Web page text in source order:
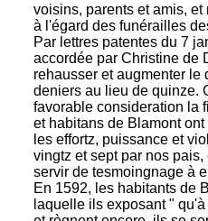
voisins, parents et amis,
à l'égard des funérailles
Par lettres patentes du 7
accordée par Christine de
rehausser et augmenter le
deniers au lieu de quinze.
favorable consideration la
et habitans de Blamont
les effortz, puissance et
vingtz et sept par nos
servir de tesmoingnage à
En 1592, les habitants de
laquelle ils exposant "